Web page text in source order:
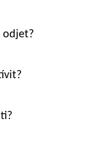
odjet?